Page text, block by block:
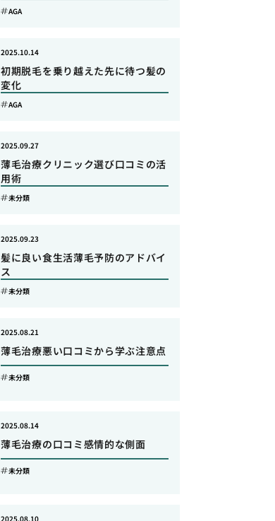
AGA
初期脱毛を乗り越えた先に待つ髪の
変化
2025.10.14
AGA
薄毛治療クリニック選び口コミの活
用術
2025.09.27
未分類
髪に良い食生活薄毛予防のアドバイ
ス
2025.09.23
未分類
薄毛治療悪い口コミから学ぶ注意点
2025.08.21
未分類
薄毛治療の口コミ感情的な側面
2025.08.14
未分類
2025.08.10